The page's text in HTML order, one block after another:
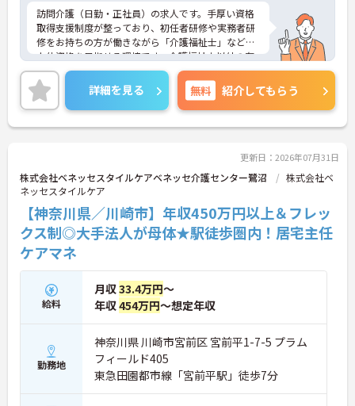
訪問介護（日勤・正社員）の求人です。手厚い資格
取得支援制度が整っており、初任者研修や実務者研
修をお持ちの方が働きながら「介護福祉士」などの
上位資格を目指せる環境です。介護福祉士以外の有
資格者には毎月「介福資格取得支援手当」が支給さ
れるため、モチベーション高くステップアップに挑
戦できます。業務は日勤帯のみで、日々のスケジュ
ールに合わせて直行直帰も可能。必ずサービス提供
責任者が同行して丁寧な引き継ぎを行うため、訪問
で1対1のケアにじっくり専念でき、介護保険制度な
どの専門知識も身につきます。年間休日113日（前
期・後期特別休暇含む）に加え、未就学児1人につ
き月1万円の保育手当や医療費補助など大手ならで
はの福利厚生が完備されており、安心して長く働き
続けられる魅力的な職場です。
★おすすめPOINT★
＜未経験でも安心！「必ず同行」の丁寧なフォロー
体制＞訪問介護が初めての方やブランクがある方で
も安心してスタートできるよう、手厚いサポート体
制が整っています。引き継ぎの際は、書面だけで済
ませることはなく、必ず先輩スタッフが同行して丁
寧に指導を行います。 ご利用者様の住み慣れたご自
宅で、1対1でじっくりと向き合うケアができるた
め、「もっと丁寧に、親切に介護をしたい」という
想いをお持ちの方にぴったりの環境です。
＜子育て・家族を大切にする制度が豊富＞「進研ゼ
詳細を見る 無料 紹介してもらう
更新日：2026年07月31日
株式会社ベネッセスタイルケアベネッセ介護センター鷺沼
株式会社ベ
ネッセスタイルケア
【神奈川県／川崎市】年収450万円以上＆フレッ
クス制◎大手法人が母体★駅徒歩圏内！居宅主任
ケアマネ
給料
月収33.4万円～
年収454万円～想定年収
勤務地
神奈川県 川崎市宮前区 宮前平1-7-5 プラム
フィールド405
東急田園都市線「宮前平駅」徒歩7分